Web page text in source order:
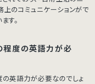
のコミュニケーションがで
す。
程度の英語力が必
の英語力が必要なのでしょ